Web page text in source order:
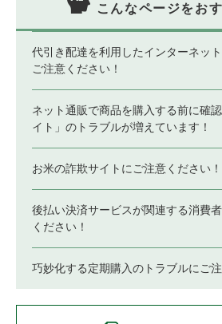
こんなページをお
代引き配達を利用したインターネッ
ご注意ください！
ネット通販で商品を購入する前に確
イト」のトラブルが増えています！
お米の詐欺サイトにご注意ください！
後払い決済サービスが関連する消費
ください！
巧妙化する定期購入のトラブルにご